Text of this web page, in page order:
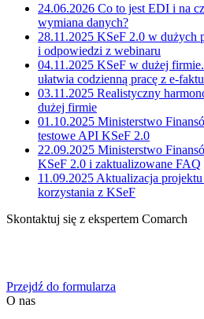
24.06.2026 Co to jest EDI i na
wymiana danych?
28.11.2025 KSeF 2.0 w dużych
i odpowiedzi z webinaru
04.11.2025 KSeF w dużej
ułatwia codzienną pracę z e-
03.11.2025 Realistyczny
dużej firmie
01.10.2025 Ministerstwo
testowe API KSeF 2.0
22.09.2025 Ministerstwo
KSeF 2.0 i zaktualizowane FAQ
11.09.2025 Aktualizacja
korzystania z KSeF
Skontaktuj się z ekspertem Comarch
Przejdź do formularza
O nas